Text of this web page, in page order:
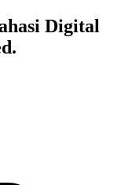
Digital